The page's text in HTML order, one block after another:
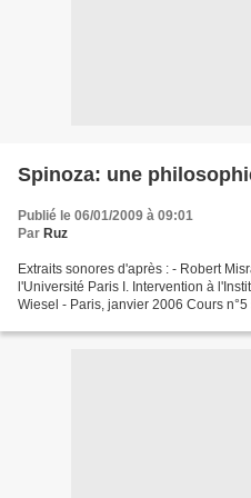
Spinoza: une
Publié le 06/01/2009 à 09:01
Par Ruz
Extraits sonores d'après : - Robert
l'Université Paris I. Intervention à
Wiesel - Paris, janvier 2006 Cours